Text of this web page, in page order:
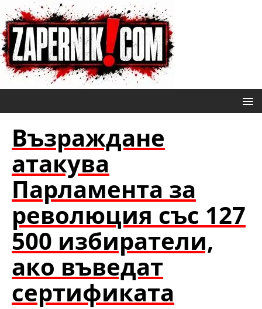
Възраждане
атакува
Парламента за
революция със 127
500 избиратели,
ако въведат
сертификата